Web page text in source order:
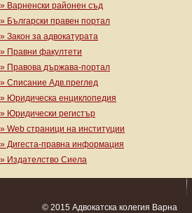
» Варненски районен съд
» Български правен портал
» Закон за адвокатурата
» Правни факултети
» Правова държава-портал
» Списание Адв.преглед
» Юридическа енциклопедия
» Юридически регистър
» Web страници на институции
» Дигеста-правна информация
» Издателство Сиела
© 2015 Адвокатска колегия Варна